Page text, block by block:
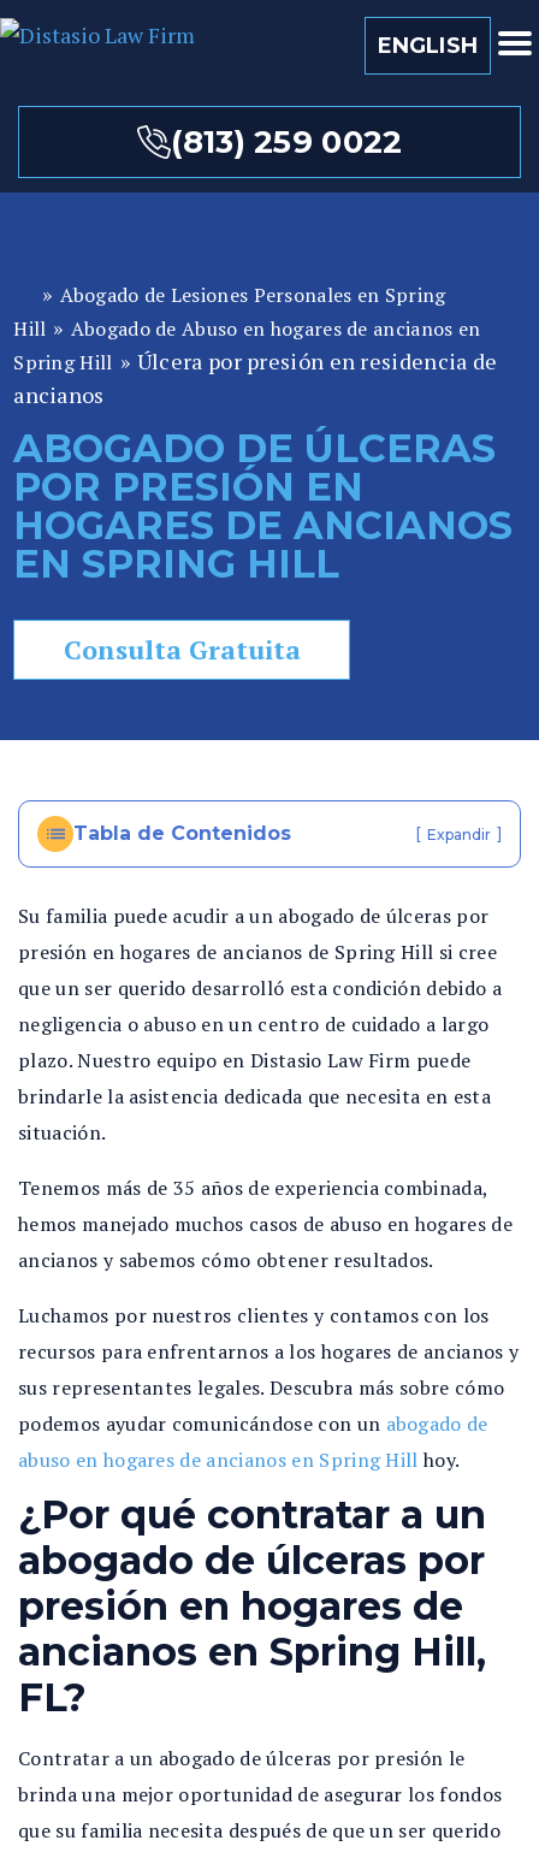
ENGLISH
(813) 259 0022
b
o
ga
o
de
P
er
so
al
ju
e
Fl
id
» Abogado de Lesiones Personales en Spring
Hill » Abogado de Abuso en hogares de ancianos en
Spring Hill » Úlcera por presión en residencia de
ancianos
ABOGADO DE ÚLCERAS
POR PRESIÓN EN
HOGARES DE ANCIANOS
EN SPRING HILL
Consulta Gratuita
Tabla de Contenidos [ Expandir ]
Su familia puede acudir a un abogado de úlceras por
presión en hogares de ancianos de Spring Hill si cree
que un ser querido desarrolló esta condición debido a
negligencia o abuso en un centro de cuidado a largo
plazo. Nuestro equipo en Distasio Law Firm puede
brindarle la asistencia dedicada que necesita en esta
situación.
Tenemos más de 35 años de experiencia combinada,
hemos manejado muchos casos de abuso en hogares de
ancianos y sabemos cómo obtener resultados.
Luchamos por nuestros clientes y contamos con los
recursos para enfrentarnos a los hogares de ancianos y
sus representantes legales. Descubra más sobre cómo
podemos ayudar comunicándose con un abogado de
abuso en hogares de ancianos en Spring Hill hoy.
¿Por qué contratar a un
abogado de úlceras por
presión en hogares de
ancianos en Spring Hill,
FL?
Contratar a un abogado de úlceras por presión le
brinda una mejor oportunidad de asegurar los fondos
que su familia necesita después de que un ser querido